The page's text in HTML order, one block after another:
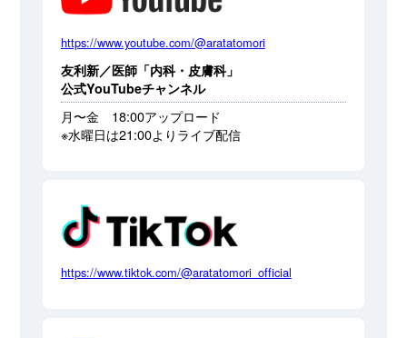
https://www.youtube.com/@aratatomori
友利新／医師「内科・皮膚科」
公式YouTubeチャンネル
月〜金 18:00アップロード
※水曜日は21:00よりライブ配信
https://www.tiktok.com/@aratatomori_official